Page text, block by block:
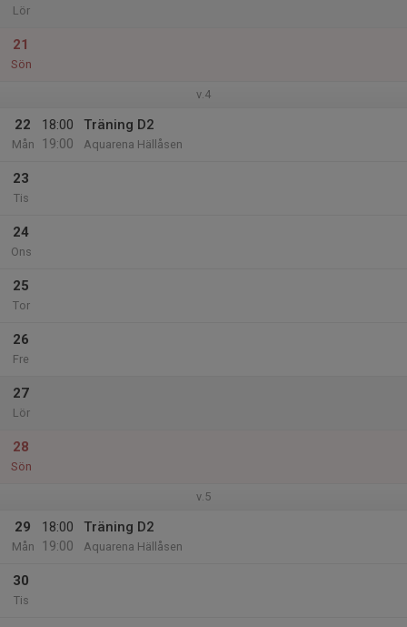
Lör
21
Sön
v.4
22
Mån
18:00
19:00
Träning D2
Aquarena Hällåsen
23
Tis
24
Ons
25
Tor
26
Fre
27
Lör
28
Sön
v.5
29
Mån
18:00
19:00
Träning D2
Aquarena Hällåsen
30
Tis